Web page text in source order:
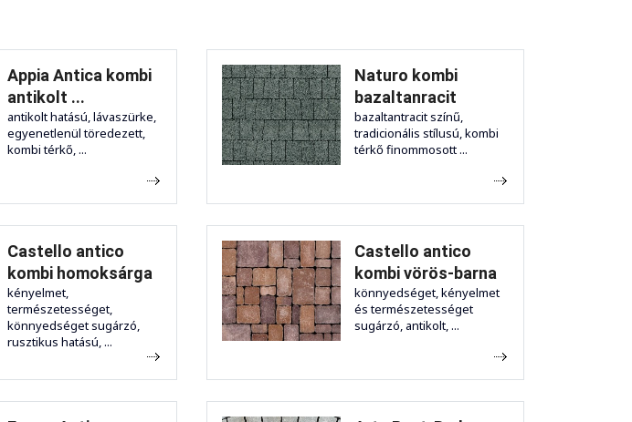
Appia Antica kombi
antikolt ...
antikolt hatású, lávaszürke,
egyenetlenül töredezett,
kombi térkő, ...
Naturo kombi
bazaltanracit
bazaltantracit színű,
tradicionális stílusú, kombi
térkő finommosott ...
Castello antico
kombi homoksárga
kényelmet,
természetességet,
könnyedséget sugárzó,
rusztikus hatású, ...
Castello antico
kombi vörös-barna
könnyedséget, kényelmet
és természetességet
sugárzó, antikolt, ...